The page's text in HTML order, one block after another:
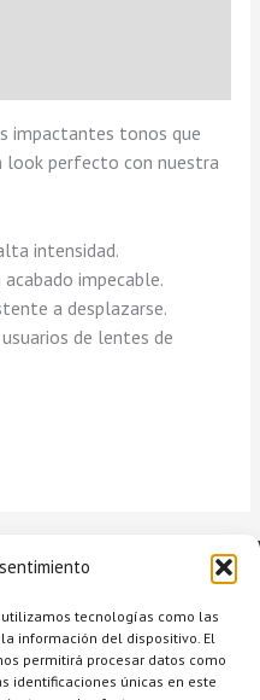
tecnologías como las
información del dispositivo. El
permitirá procesar datos como
identificaciones únicas en este
impactantes tonos que
look perfecto con nuestra
intensidad.
impecable.
a desplazarse.
de lentes de